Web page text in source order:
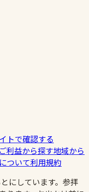
トで確認する
ご利益から探す地域から
ついて利用規約
にしています。参拝